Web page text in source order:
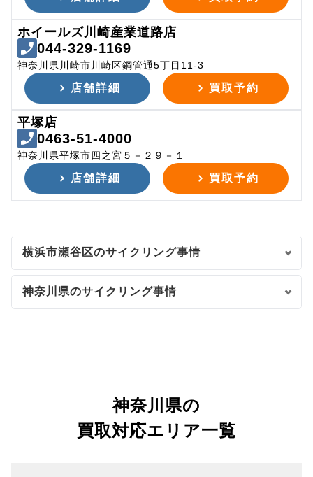
ホイールズ川崎産業道路店
044-329-1169
神奈川県川崎市川崎区鋼管通5丁目11-3
店舗詳細 買取予約
平塚店
0463-51-4000
神奈川県平塚市四之宮５－２９－１
店舗詳細 買取予約
横浜市瀬谷区のサイクリング事情
神奈川県のサイクリング事情
神奈川県の
買取対応エリア一覧